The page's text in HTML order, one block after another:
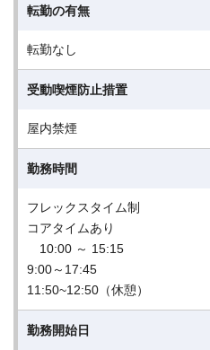
転勤の有無
転勤なし
受動喫煙防止措置
屋内禁煙
勤務時間
フレックスタイム制
コアタイムあり
10:00 ～ 15:15
9:00～17:45
11:50~12:50（休憩）
勤務開始日